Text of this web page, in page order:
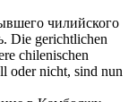
чилийского
Die gerichtlichen
chilenischen
oder nicht, sind nun